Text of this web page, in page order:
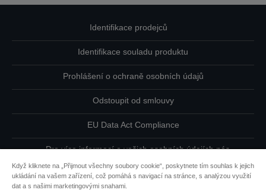
Identifikace prodejců
Identifikace souladu produktu
Prohlášení o ochraně osobních údajů
Odstoupit od smlouvy
EU Data Act Compliance
Pro více informací o vašich osobních údajích nás
Informace o souborech cookie
Když kliknete na „Přijmout všechny soubory cookie“, poskytnete tím souhlas k jejich
ukládání na vašem zařízení, což pomáhá s navigací na stránce, s analýzou využití
dat a s našimi marketingovými snahami.